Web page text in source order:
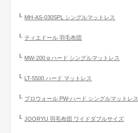
MH-AS-030SPL シングルマットレス
ティエドール 羽毛布団
MW-200 α ハード シングルマットレス
LT-5500 ハード マットレス
プロウォール PW-ハード シングルマットレス
JOORYU 羽毛布団 ワイドダブルサイズ